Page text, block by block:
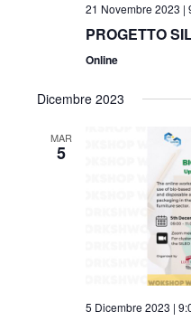
21 Novembre 2023 |
PROGETTO
Online
Dicembre 2023
MAR
5
5 Dicembre 2023 |